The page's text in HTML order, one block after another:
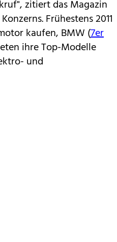
zitiert das Magazin
Frühestens 2011
kaufen, BMW (7er
ihre Top-Modelle
und